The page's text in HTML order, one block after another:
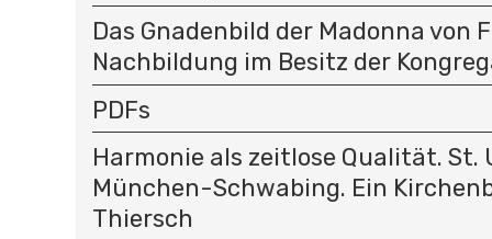
Das Gnadenbild der Madonna von
Nachbildung im Besitz der
PDFs
Harmonie als zeitlose Qualität. St.
München-Schwabing. Ein
Thiersch